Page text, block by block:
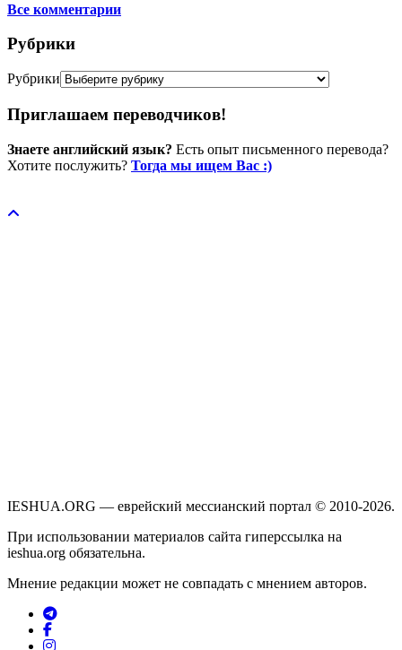
Все комментарии
Рубрики
Рубрики
Приглашаем переводчиков!
Знаете английский язык? Есть опыт письменного перевода?
Хотите послужить? Тогда мы ищем Вас :)
IESHUA.ORG — еврейский мессианский портал © 2010-2026.
При использовании материалов сайта гиперссылка на
ieshua.org обязательна.
Мнение редакции может не совпадать с мнением авторов.